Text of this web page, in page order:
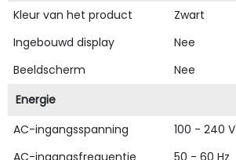
Kleur van het product
Zwart
Ingebouwd display
Nee
Beeldscherm
Nee
Energie
AC-ingangsspanning
100 - 240 V
AC-ingangsfrequentie
50 - 60 Hz